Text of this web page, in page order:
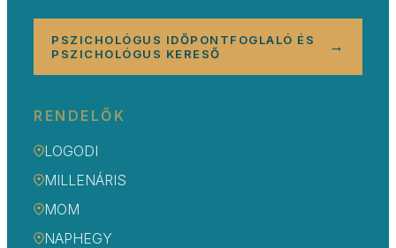
PSZICHOLÓGUS IDŐPONTFOGLALÓ ÉS
PSZICHOLÓGUS KERESŐ
→
RENDELŐK
LOGODI
MILLENÁRIS
MOM
NAPHEGY